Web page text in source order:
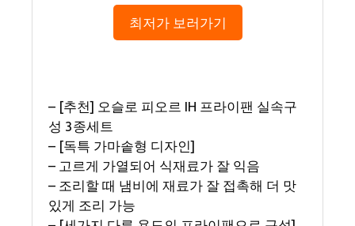
최저가 보러가기
– [추천] 오슬로 피오르 IH 프라이팬 실속구
성 3종세트
– [독특 가마솥형 디자인]
– 고르게 가열되어 식재료가 잘 익음
– 조리할 때 냄비에 재료가 잘 접촉해 더 맛
있게 조리 가능